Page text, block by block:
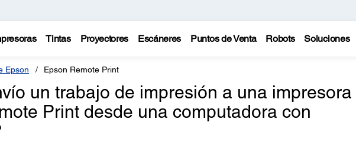
Tintas Proyectores Escáneres Puntos de Venta Robots Soluciones
Epson Epson Remote Print
un trabajo de impresión a una impresora
Print desde una computadora con